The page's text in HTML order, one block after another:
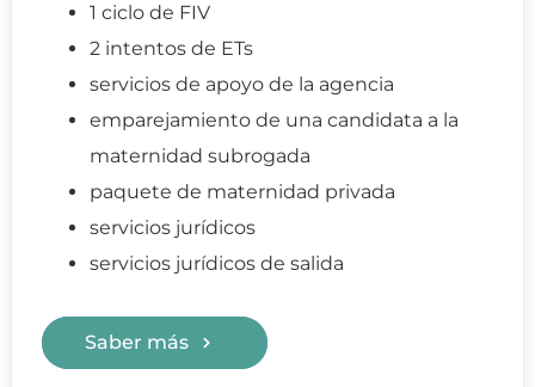
1 ciclo de FIV
2 intentos de ETs
servicios de apoyo de la agencia
emparejamiento de una candidata a la
maternidad subrogada
paquete de maternidad privada
servicios jurídicos
servicios jurídicos de salida
Saber más